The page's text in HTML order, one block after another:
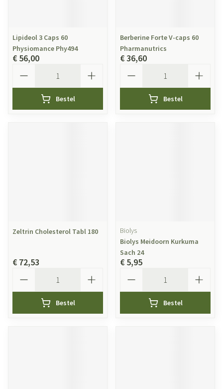
Lipideol 3 Caps 60
Physiomance Phy494
€ 56,00
Bestel
Berberine Forte V-caps 60
Pharmanutrics
€ 36,60
Bestel
Zeltrin Cholesterol Tabl 180
€ 72,53
Bestel
Biolys
Biolys Meidoorn Kurkuma
Sach 24
€ 5,95
Bestel